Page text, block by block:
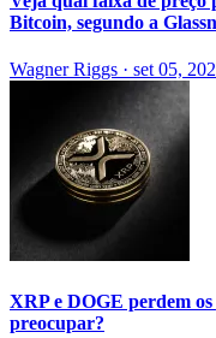
Bitcoin, segundo a
Wagner Riggs · set 05,
XRP e DOGE perdem os
preocupar?